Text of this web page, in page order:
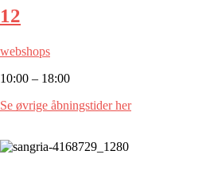
12
webshops
10:00 – 18:00
Se øvrige åbningstider her